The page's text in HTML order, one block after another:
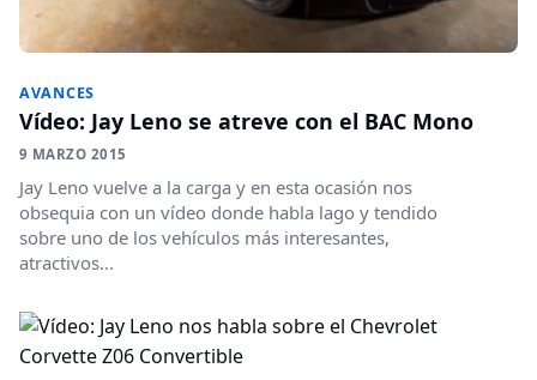
AVANCES
Vídeo: Jay Leno se atreve con el BAC Mono
9 MARZO 2015
Jay Leno vuelve a la carga y en esta ocasión nos
obsequia con un vídeo donde habla lago y tendido
sobre uno de los vehículos más interesantes,
atractivos...